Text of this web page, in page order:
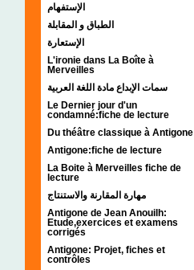
الإستفهام
الطباق و المقابلة
الإستعارة
L'ironie dans La Boîte à
Merveilles
سمات الإبداع مادة اللغة العربية
Le Dernier jour d'un
condamné:fiche de lecture
Du théâtre classique à Antigone
Antigone:fiche de lecture
La Boite à Merveilles fiche de
lecture
مهارة المقارنة والاستنتاج
Antigone de Jean Anouilh:
Etude,exercices et examens
corrigés
Antigone: Projet, fiches et
contrôles